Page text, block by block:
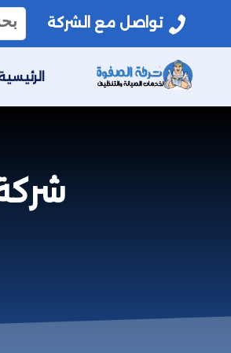
تواصل مع الشركة
عن:
شركة